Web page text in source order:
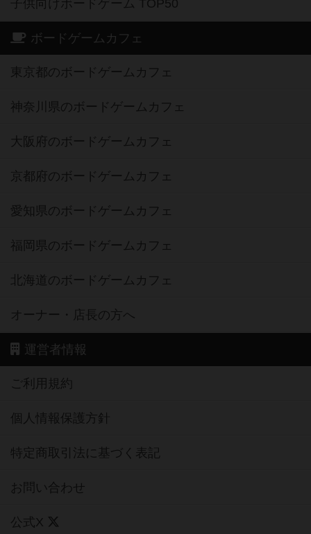
子供向けボードゲーム TOP50
ボードゲームカフェ
東京都のボードゲームカフェ
神奈川県のボードゲームカフェ
大阪府のボードゲームカフェ
京都府のボードゲームカフェ
愛知県のボードゲームカフェ
福岡県のボードゲームカフェ
北海道のボードゲームカフェ
オーナー・店長の方へ
運営者情報
ご利用規約
個人情報保護方針
特定商取引法に基づく表記
お問い合わせ
公式X